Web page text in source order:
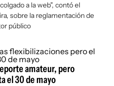
a la web", contó el
sobre la reglamentación de
público
amateur, pero
el 30 de mayo